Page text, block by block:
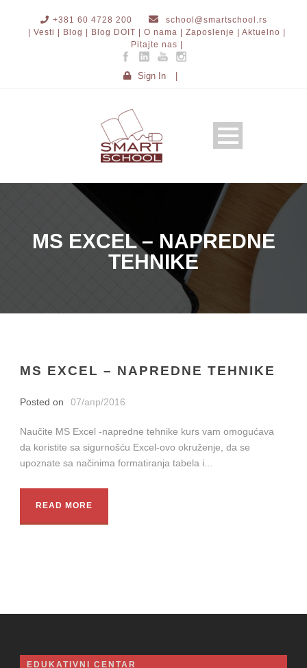
+381 60 4728 200
school@smartschool.rs
| Vesti |
Blog | Blog DOIT | O nama | Zaposlenje |
Aktuelno |
Pitajte nas |
Sign In
MS EXCEL – NAPREDNE
TEHNIKE
MS EXCEL – NAPREDNE TEHNIKE
Posted on 07/апр/2016
Naučite MS Excel -napredne tehnike kurs vam omogućava
da koristite sa sigurnošću Excel-ovo okruženje, da se
upoznate sa načinima formatiranja tabela i...
READ MORE
EDUKATIVNI CENTAR